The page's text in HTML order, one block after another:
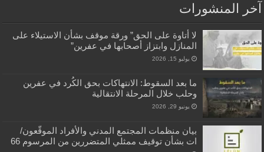
آخر المنشورات
لا أتاوة على الحق” ورقة موقف بشأن الاستيلاء على
المنازل وابتزاز أصحابها في عفرين”
يوليو 15, 2026
ما بعد السقوط: الانتهاكات بحق الكُرد في عفرين
وحلب خلال المرحلة الانتقالية
يونيو 29, 2026
بيان منظمات المجتمع المدني والأفراد الموقّعون/
ات بشأن توقيف ممثلي المتضررين من المرسوم 66